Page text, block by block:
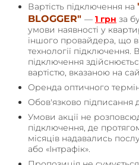
Вартість підключення на
BLOGGER" — 1 грн за
умови наявності у
іншого провайдера, що
технології
підключення
вартістю, вказаною на
Оренда оптичного
Обов'язково підписання
Умови акції не
підключення, де
місяців надавались
або «Інтрафік».